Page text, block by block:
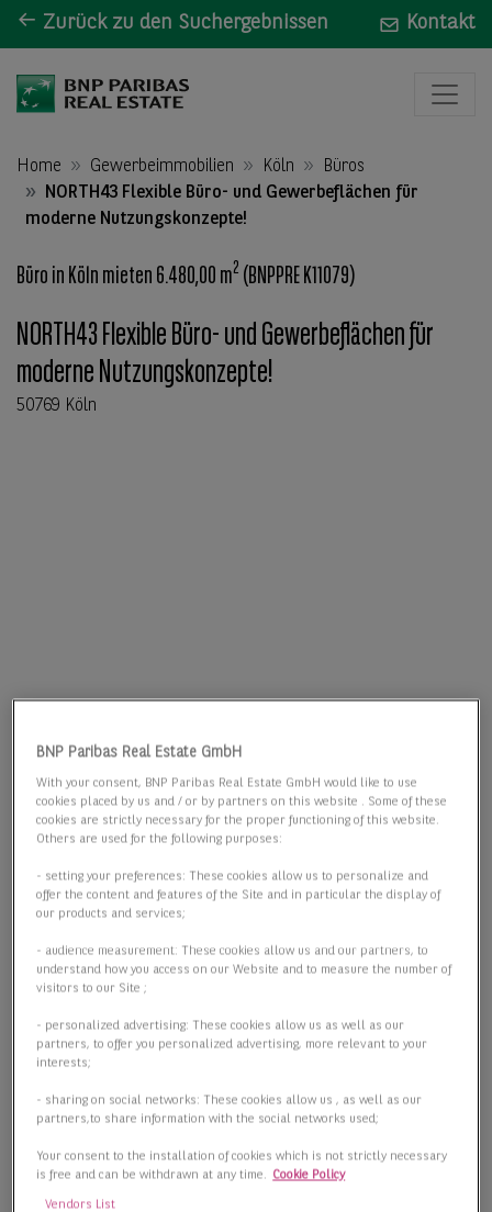
Zurück zu den Suchergebnissen Kontakt
Home Gewerbeimmobilien Köln
Büros
NORTH43 Flexible Büro- und Gewerbeflächen für
moderne Nutzungskonzepte!
Büro in Köln mieten 6.480,00 m2 (BNPPRE K11079)
NORTH43 Flexible Büro- und Gewerbeflächen für
moderne Nutzungskonzepte!
50769 Köln
BNP Paribas Real Estate GmbH
With your consent, BNP Paribas Real Estate GmbH would like to use
cookies placed by us and / or by partners on this website . Some of these
cookies are strictly necessary for the proper functioning of this website.
Others are used for the following purposes:
- setting your preferences: These cookies allow us to personalize and
offer the content and features of the Site and in particular the display of
our products and services;
- audience measurement: These cookies allow us and our partners, to
understand how you access on our Website and to measure the number of
visitors to our Site ;
- personalized advertising: These cookies allow us as well as our
partners, to offer you personalized advertising, more relevant to your
interests;
- sharing on social networks: These cookies allow us , as well as our
partners,to share information with the social networks used;
Your consent to the installation of cookies which is not strictly necessary
is free and can be withdrawn at any time. Cookie Policy
Vendors List